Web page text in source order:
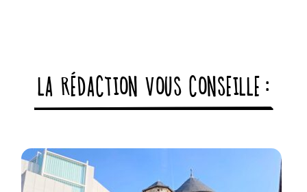
LA RÉDACTION VOUS CONSEILLE :